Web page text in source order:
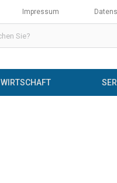
Impressum
WIRTSCHAFT